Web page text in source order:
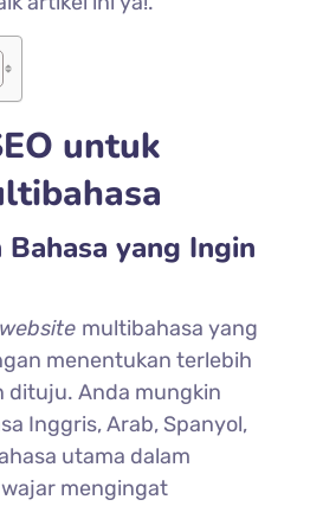
untuk
yang Ingin
website multibahasa yang
menentukan terlebih
dituju. Anda mungkin
Inggris, Arab, Spanyol,
utama dalam
wajar mengingat